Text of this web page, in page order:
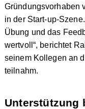
Gründungsvorhaben
in der Start-up-
Übung und das
wertvoll“, berichtet
seinem Kollegen an
teilnahm.
Unterstützung